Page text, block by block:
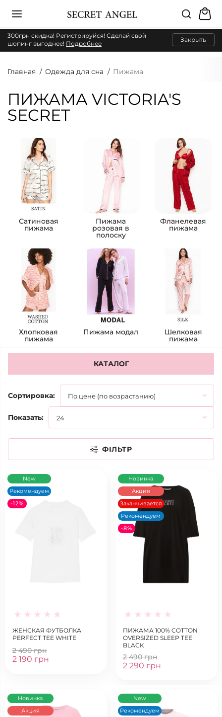
300грн скидка! Регистрируйся! Сделай свой
шопинг выгоднее! Подробнее
Закрыть
Главная Одежда для сна Пижама
ПИЖАМА VICTORIA'S
SECRET
Сатиновая
пижама
Пижама
розовая в
полоску
Фланелевая
пижама
Хлопковая
пижама
Пижама модал Шелковая
пижама
ФІЛЬТР
КАТАЛОГ
Сортировка:
Показать:
New
Рекомендуем
-12%
ЖЕНСКАЯ ФУТБОЛКА
PERFECT TEE WHITE
2 490 грн
2 190 грн
Новинка
Акция
Заканчивается
Рекомендуем
-8%
ПИЖАМА 100% COTTON
OVERSIZED SLEEP TEE
BLACK
2 490 грн
2 290 грн
Новинка
Акция
New
Рекомендуем